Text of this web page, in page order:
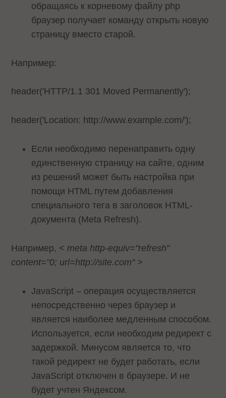
обращаясь к корневому файлу php
браузер получает команду открыть новую
страницу вместо старой.
Например:
header('HTTP/1.1 301 Moved Permanently');
header('Location: http://www.example.com/');
Если необходимо перенаправить одну
единственную страницу на сайте, одним
из решений может быть настройка при
помощи HTML путем добавления
специального тега в заголовок HTML-
документа (Meta Refresh).
Например, < meta http-equiv="refresh"
content="0; url=http://site.com" >
JavaScript – операция осуществляется
непосредственно через браузер и
является наиболее медленным способом.
Используется, если необходим редирект с
задержкой. Минусом является то, что
такой редирект не будет работать, если
JavaScript отключен в браузере. И не
будет учтен Яндексом.